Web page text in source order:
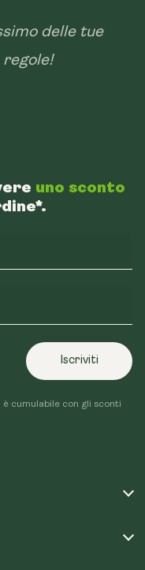
delle tue
regole!
uno sconto
Iscriviti
cumulabile con gli sconti